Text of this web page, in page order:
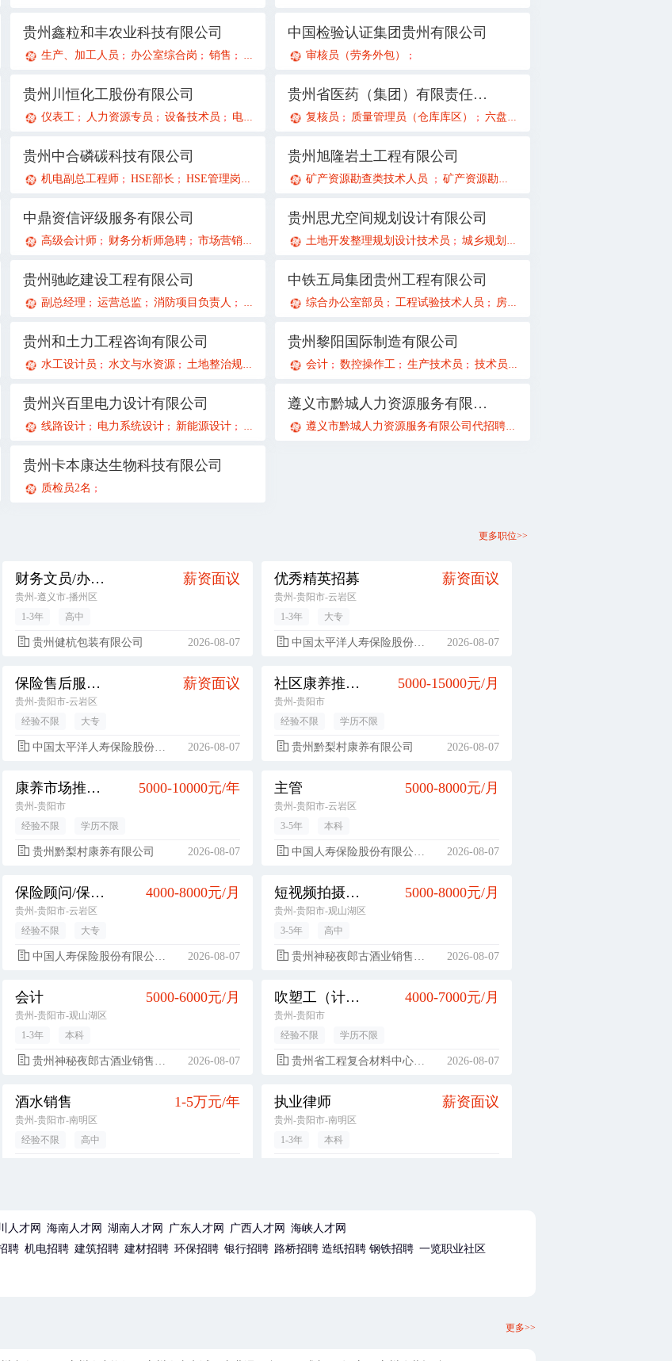
贵州鑫粒和丰农业科技有限公司
生产、加工人员 ； 办公室综合岗 ； 销售 ； 会计助理兼文员； 种子试验示范、生产、加工
中国检验认证集团贵州有限公司
审核员（劳务外包） ；
市场经营部主管 ； 资料员； 一级建造师（市政专业） 一级建造师（水利水电专业） ； 总监理工程师； 水工设计
贵州川恒化工股份有限公司
仪表工 ； 人力资源专员 ； 设备技术员 ； 电工 工艺技术员[只招应届毕业生] ； 设备技术员[只招应届毕业生]
贵州省医药（集团）有限责任公司
复核员 ； 质量管理员（仓库库区） ； 六盘水销售员
贵州中合磷碳科技有限公司
机电副总工程师 ； HSE部长 ； HSE管理岗； 化工设备工程师； 消防控制室值班员 ； 现场安全监护岗
贵州旭隆岩土工程有限公司
矿产资源勘查类技术人员 ； 矿产资源勘查类总工程师（项目负责人）
中鼎资信评级服务有限公司
高级会计师 ； 财务分析师急聘 ； 市场营销策划经理急聘 ； 政策研究员急聘；
贵州思尤空间规划设计有限公司
土地开发整理规划设计技术员 ； 城乡规划技术员
财务审计助理； 注册会计师；
贵州驰屹建设工程有限公司
副总经理 ； 运营总监 ； 消防项目负责人 ； 招投标岗 ； 副总经理；
中铁五局集团贵州工程有限公司
综合办公室部员 ； 工程试验技术人员 ； 房建项目工程部长
员 ； 人力资源专员； 项目助理； 新媒体运营； 教务专员 ； 总账会计 ； 人力资源专员（周末双休）； 项目经理助理（管培生）
贵州和土力工程咨询有限公司
水工设计员 ； 水文与水资源 ； 土地整治规划设计
贵州黎阳国际制造有限公司
会计 ； 数控操作工 ； 生产技术员 ； 技术员；
贵州兴百里电力设计有限公司
线路设计 ； 电力系统设计 ； 新能源设计 ； 配电网设计； 变电一次设计； 变电二次设计；
遵义市黔城人力资源服务有限公司
遵义市黔城人力资源服务有限公司代招聘公告
土建造价工程师；
贵州卡本康达生物科技有限公司
质检员2名 ；
更多职位>>
财务文员/办公室文员 薪资面议
贵州-遵义市-播州区
1-3年
高中
贵州健杭包装有限公司 2026-08-07
优秀精英招募 薪资面议
贵州-贵阳市-云岩区
1-3年
大专
中国太平洋人寿保险股份有限公司 2026-08-07
保险售后服务专员 薪资面议
贵州-贵阳市-云岩区
经验不限
大专
中国太平洋人寿保险股份有限公司 2026-08-07
社区康养推广员 5000-15000元/月
贵州-贵阳市
经验不限
学历不限
贵州黔梨村康养有限公司 2026-08-07
康养市场推广合伙人 5000-10000元/年
贵州-贵阳市
经验不限
学历不限
贵州黔梨村康养有限公司 2026-08-07
主管 5000-8000元/月
贵州-贵阳市-云岩区
3-5年
本科
中国人寿保险股份有限公司贵阳市都司支公司 2026-08-07
保险顾问/保险经纪人 4000-8000元/月
贵州-贵阳市-云岩区
经验不限
大专
中国人寿保险股份有限公司贵阳市都司支公司 2026-08-07
短视频拍摄剪辑 5000-8000元/月
贵州-贵阳市-观山湖区
3-5年
高中
贵州神秘夜郎古酒业销售有限公司 2026-08-07
会计 5000-6000元/月
贵州-贵阳市-观山湖区
1-3年
本科
贵州神秘夜郎古酒业销售有限公司 2026-08-07
吹塑工（计件） 4000-7000元/月
贵州-贵阳市
经验不限
学历不限
贵州省工程复合材料中心有限公司 2026-08-07
酒水销售 1-5万元/年
贵州-贵阳市-南明区
经验不限
高中
执业律师 薪资面议
贵州-贵阳市-南明区
1-3年
本科
广东-惠州市-博罗县
经验不限
大专
广东-惠州市-博罗县
经验不限
初中
人才网 海南人才网 湖南人才网 广东人才网 广西人才网
海峡人才网
聘 机电招聘 建筑招聘 建材招聘 环保招聘 银行招聘 路桥招聘 造纸招聘 钢铁招聘 一览职业社区
更多>>